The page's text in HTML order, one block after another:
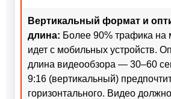
Вертикальный формат и
длина: Более 90% трафика на
идет с мобильных устройств.
длина видеообзора — 30–60
9:16 (вертикальный)
горизонтального. Видео